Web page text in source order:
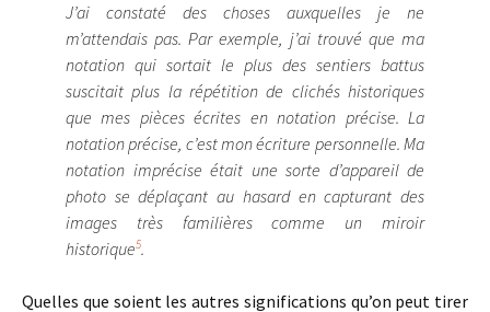
J’ai constaté des choses auxquelles je ne
m’attendais pas. Par exemple, j’ai trouvé que ma
notation qui sortait le plus des sentiers battus
suscitait plus la répétition de clichés historiques
que mes pièces écrites en notation précise. La
notation précise, c’est mon écriture personnelle. Ma
notation imprécise était une sorte d’appareil de
photo se déplaçant au hasard en capturant des
images très familières comme un miroir
historique5.
Quelles que soient les autres significations qu’on peut tirer